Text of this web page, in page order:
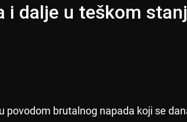
i dalje u teškom
povodom brutalnog napada koji se